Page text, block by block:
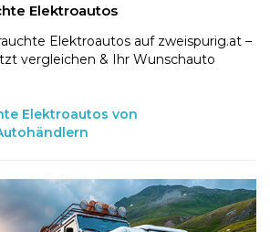
Elektroautos
Elektroautos auf zweispurig.at –
vergleichen & Ihr Wunschauto
Elektroautos von